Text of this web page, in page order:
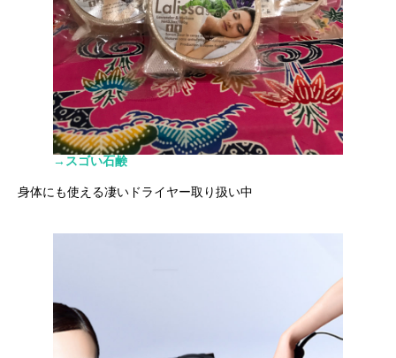
→スゴい石鹸
身体にも使える凄いドライヤー取り扱い中